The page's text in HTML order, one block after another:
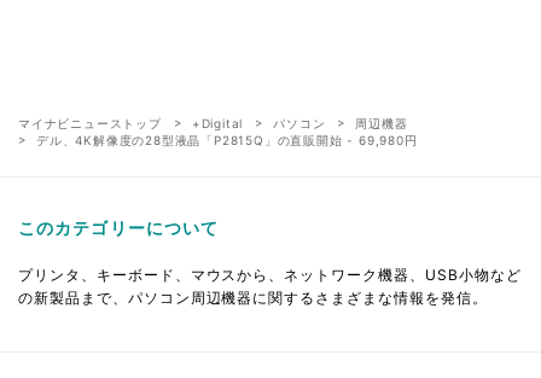
マイナビニューストップ +Digital パソコン
周辺機器
デル、4K解像度の28型液晶「P2815Q」の直販開始 - 69,980円
このカテゴリーについて
プリンタ、キーボード、マウスから、ネットワーク機器、USB小物など
の新製品まで、パソコン周辺機器に関するさまざまな情報を発信。